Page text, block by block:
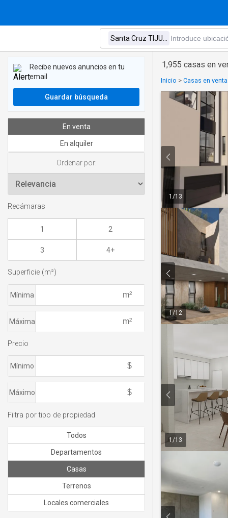
1,955 casas en
Inicio > Casas en
1 /13
1/12
1 /13
Recibe nuevos anuncios en tu
email
Guardar búsqueda
En venta
En alquiler
Ordenar por:
Recámaras
1 2
3 4+
Superficie (m²)
Mínima
Máxima
Precio
Mínimo
Máximo
Filtra por tipo de propiedad
Todos
Departamentos
Casas
Terrenos
Locales comerciales